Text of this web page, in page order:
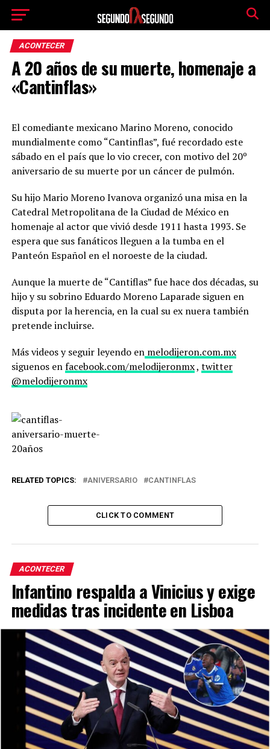
ACONTECER
A 20 años de su muerte, homenaje a
«Cantinflas»
El comediante mexicano Marino Moreno, conocido
mundialmente como “Cantinflas”, fué recordado este
sábado en el país que lo vio crecer, con motivo del 20º
aniversario de su muerte por un cáncer de pulmón.
Su hijo Mario Moreno Ivanova organizó una misa en la
Catedral Metropolitana de la Ciudad de México en
homenaje al actor que vivió desde 1911 hasta 1993. Se
espera que sus fanáticos lleguen a la tumba en el
Panteón Español en el noroeste de la ciudad.
Aunque la muerte de “Cantiflas” fue hace dos décadas, su
hijo y su sobrino Eduardo Moreno Laparade siguen en
disputa por la herencia, en la cual su ex nuera también
pretende incluirse.
Más videos y seguir leyendo enmelodijeron.com.mx
siguenos enfacebook.com/melodijeronmx, twitter
@melodijeronmx
RELATED TOPICS: ANIVERSARIO CANTINFLAS
CLICK TO COMMENT
ACONTECER
Infantino respalda a Vinicius y exige
medidas tras incidente en Lisboa